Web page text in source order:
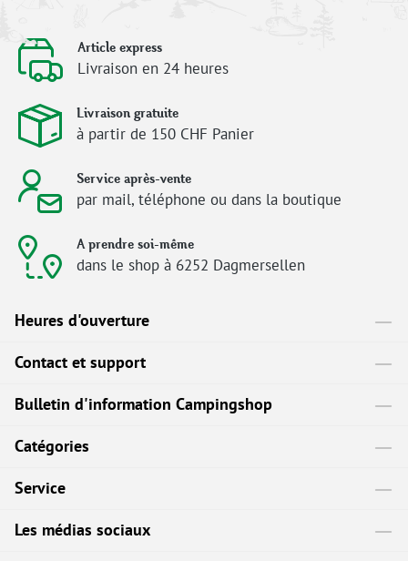
Article express
Livraison en 24 heures
Livraison gratuite
à partir de 150 CHF Panier
Service après-vente
par mail, téléphone ou dans la boutique
A prendre soi-même
dans le shop à 6252 Dagmersellen
Heures d'ouverture
Contact et support
Bulletin d'information Campingshop
Catégories
Service
Les médias sociaux